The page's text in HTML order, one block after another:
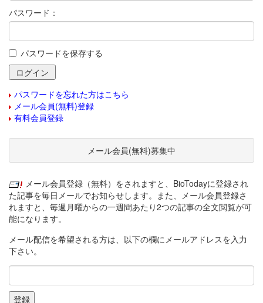
パスワード：
パスワードを保存する
パスワードを忘れた方はこちら
メール会員(無料)登録
有料会員登録
メール会員(無料)募集中
メール会員登録（無料）をされますと、BioTodayに登録され
た記事を毎日メールでお知らせします。また、メール会員登録さ
れますと、毎週月曜からの一週間あたり2つの記事の全文閲覧が可
能になります。
メール配信を希望される方は、以下の欄にメールアドレスを入力
下さい。